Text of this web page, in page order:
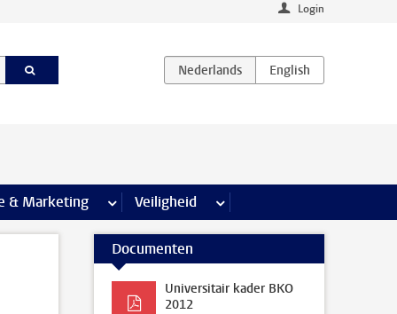
Login
& Marketing meer Communicatie & Marketing pagina’s
Veiligheid meer Veiligheid pagina’s
Documenten
Universitair kader BKO
2012